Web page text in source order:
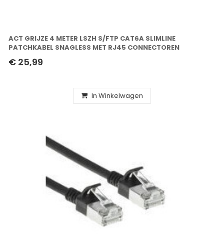
ACT GRIJZE 4 METER LSZH S/FTP CAT6A SLIMLINE
PATCHKABEL SNAGLESS MET RJ45 CONNECTOREN
€ 25,99
In Winkelwagen